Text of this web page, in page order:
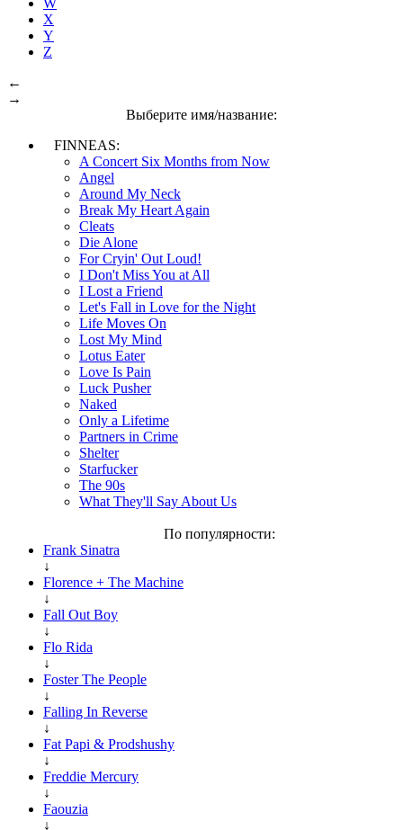
X
Y
Z
←
→
Выберите имя/название:
FINNEAS:
A Concert Six Months from Now
Angel
Around My Neck
Break My Heart Again
Cleats
Die Alone
For Cryin' Out Loud!
I Don't Miss You at All
I Lost a Friend
Let's Fall in Love for the Night
Life Moves On
Lost My Mind
Lotus Eater
Love Is Pain
Luck Pusher
Naked
Only a Lifetime
Partners in Crime
Shelter
Starfucker
The 90s
What They'll Say About Us
По популярности:
Frank Sinatra
↓
Florence + The Machine
↓
Fall Out Boy
↓
Flo Rida
↓
Foster The People
↓
Falling In Reverse
↓
Fat Papi & Prodshushy
↓
Freddie Mercury
↓
Faouzia
↓